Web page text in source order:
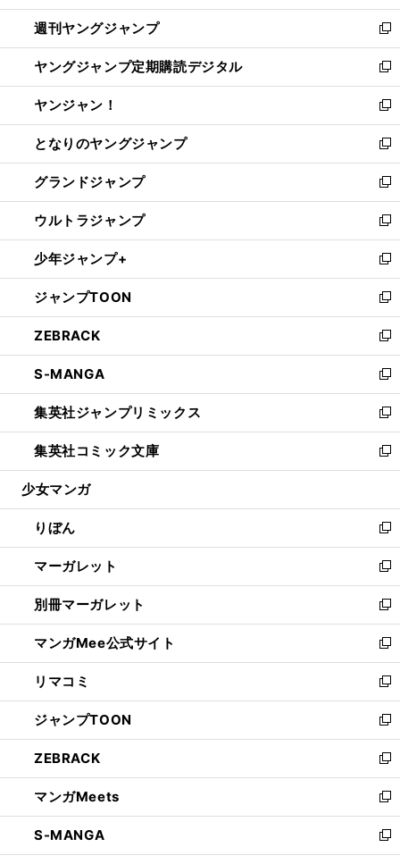
開
く
ウ
で
開
く
ン
ド
ウ
で
開
く
ウ
ィ
ン
ド
ウ
で
開
く
週刊ヤングジャンプ
新
し
い
ウ
ィ
ン
ド
ウ
で
開
く
ヤングジャンプ定期購読デジタル
新
し
い
ウ
ィ
ン
ド
ウ
で
開
く
ヤンジャン！
新
し
い
ウ
ィ
ン
ド
ウ
で
開
く
となりのヤングジャンプ
新
し
い
ウ
ィ
ン
ド
ウ
で
開
く
グランドジャンプ
新
し
い
ウ
ィ
ン
ド
ウ
で
開
く
ウルトラジャンプ
新
し
い
ウ
ィ
ン
ド
ウ
で
開
く
少年ジャンプ+
新
し
い
ウ
ィ
ン
ド
ウ
で
開
く
ジャンプTOON
新
し
い
ウ
ィ
ン
ド
ウ
で
開
ZEBRACK
新
し
い
ウ
ィ
ン
ド
ウ
開
く
S-MANGA
新
し
い
ウ
ィ
ン
ウ
で
開
く
集英社ジャンプリミックス
新
し
い
ウ
ン
ド
ウ
で
開
く
集英社コミック文庫
新
し
ウ
ィ
ン
ド
ウ
で
開
く
少女マンガ
りぼん
新
し
い
ウ
ィ
ン
ド
ウ
で
開
く
マーガレット
新
し
い
ウ
ィ
ン
ド
ウ
で
開
く
別冊マーガレット
新
し
い
ウ
ィ
ン
ド
ウ
で
開
く
マンガMee公式サイト
新
し
い
ウ
ィ
ン
ド
ウ
で
開
く
リマコミ
新
し
い
ウ
ィ
ン
ド
ウ
で
開
ジャンプTOON
新
し
い
ウ
ィ
ン
ド
ウ
ZEBRACK
新
し
い
ウ
ィ
ン
マンガMeets
新
し
い
ウ
S-MANGA
新
し